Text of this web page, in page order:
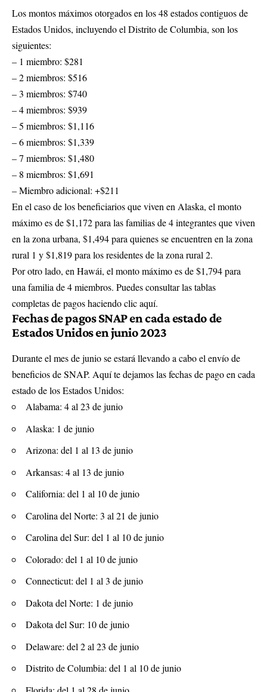
Los montos máximos otorgados en los 48 estados contiguos de
Estados Unidos, incluyendo el Distrito de Columbia, son los
siguientes:
– 1 miembro: $281
– 2 miembros: $516
– 3 miembros: $740
– 4 miembros: $939
– 5 miembros: $1,116
– 6 miembros: $1,339
– 7 miembros: $1,480
– 8 miembros: $1,691
– Miembro adicional: +$211
En el caso de los beneficiarios que viven en Alaska, el monto
máximo es de $1,172 para las familias de 4 integrantes que viven
en la zona urbana, $1,494 para quienes se encuentren en la zona
rural 1 y $1,819 para los residentes de la zona rural 2.
Por otro lado, en Hawái, el monto máximo es de $1,794 para
una familia de 4 miembros. Puedes consultar las tablas
completas de pagos haciendo clic aquí.
Fechas de pagos SNAP en cada estado de
Estados Unidos en junio 2023
Durante el mes de junio se estará llevando a cabo el envío de
beneficios de SNAP. Aquí te dejamos las fechas de pago en cada
estado de los Estados Unidos:
Alabama: 4 al 23 de junio
Alaska: 1 de junio
Arizona: del 1 al 13 de junio
Arkansas: 4 al 13 de junio
California: del 1 al 10 de junio
Carolina del Norte: 3 al 21 de junio
Carolina del Sur: del 1 al 10 de junio
Colorado: del 1 al 10 de junio
Connecticut: del 1 al 3 de junio
Dakota del Norte: 1 de junio
Dakota del Sur: 10 de junio
Delaware: del 2 al 23 de junio
Distrito de Columbia: del 1 al 10 de junio